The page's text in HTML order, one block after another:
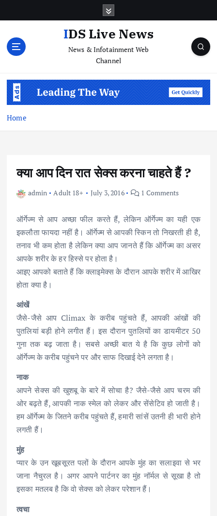
IDS Live News
News & Infotainment Web
Channel
Home
क्या आप दिन रात सेक्स करना चाहते हैं ?
admin Adult 18+ July 3, 2016 1 Comments
ऑर्गेज्म से आप अच्छा फील करते हैं, लेकिन ऑर्गेज्म का यही एक
इकलौता फायदा नहीं है। ऑर्गेज्म से आपकी स्किन तो निखरती ही है,
तनाव भी कम होता है लेकिन क्या आप जानते हैं कि ऑर्गेज्म का असर
आपके शरीर के हर हिस्से पर होता है।
आइए आपको बताते हैं कि क्लाइमेक्स के दौरान आपके शरीर में आखिर
होता क्या है।
आंखें
जैसे-जैसे आप Climax के करीब पहुंचते हैं, आपकी आंखों की
पुतलियां बड़ी होने लगीत हैं। इस दौरान पुतलियों का डायमीटर 50
गुना तक बढ़ जाता है। सबसे अच्छी बात ये है कि कुछ लोगों को
ऑर्गेज्म के करीब पहुंचने पर और साफ दिखाई देने लगता है।
नाक
आपने सेक्स की खुशबू के बारे में सोचा है? जैसे-जैसे आप चरम की
ओर बढ़ते हैं, आपकी नाक स्मेल को लेकर और सेंसेटिव हो जाती है।
हम ऑर्गेज्म के जितने करीब पहुंचते हैं, हमारी सांसें उतनी ही भारी होने
लगती हैं।
मुंह
प्यार के उन खूबसूरत पलों के दौरान आपके मुंह का सलाइवा से भर
जाना नैचुरल है। अगर आपने पार्टनर का मुंह नॉर्मल से सूखा है तो
इसका मतलब है कि वो सेक्स को लेकर परेशान हैं।
त्वचा